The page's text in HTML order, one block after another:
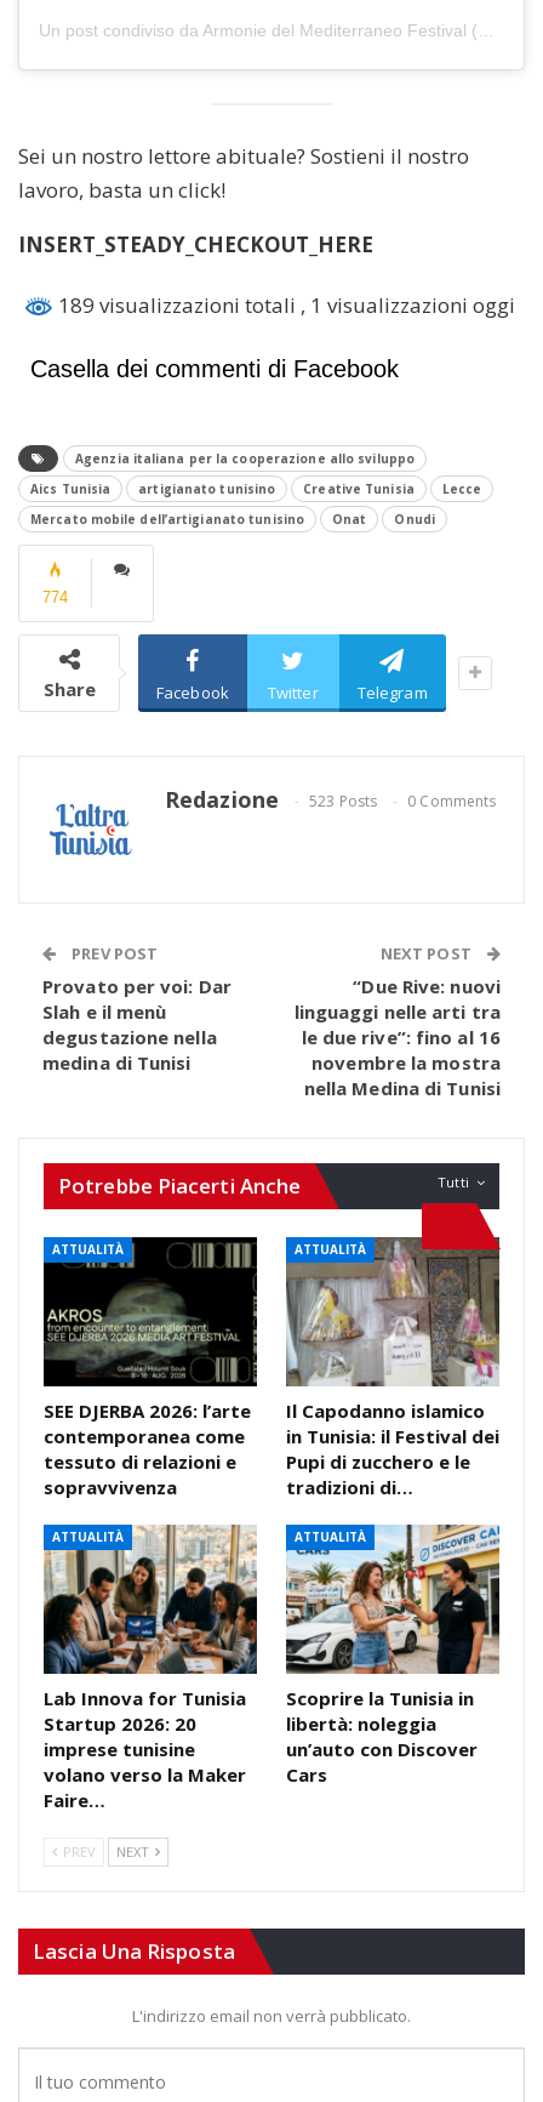
Sei un nostro lettore abituale? Sostieni il nostro
lavoro, basta un click!
INSERT_STEADY_CHECKOUT_HERE
189 visualizzazioni totali , 1 visualizzazioni oggi
Casella dei commenti di Facebook
Agenzia italiana per la cooperazione allo sviluppo
Aics Tunisia
artigianato tunisino Creative Tunisia
Lecce
Mercato mobile dell’artigianato tunisino
Onat Onudi
774
Share Facebook Twitter Telegram
Redazione 523 Posts 0 Comments
PREV POST
Provato per voi: Dar
Slah e il menù
degustazione nella
medina di Tunisi
NEXT POST
“Due Rive: nuovi
linguaggi nelle arti tra
le due rive”: fino al 16
novembre la mostra
nella Medina di Tunisi
Tutti
Potrebbe Piacerti Anche
ATTUALITÀ
SEE DJERBA 2026: l’arte
contemporanea come
tessuto di relazioni e
sopravvivenza
ATTUALITÀ
Il Capodanno islamico
in Tunisia: il Festival dei
Pupi di zucchero e le
tradizioni di…
ATTUALITÀ
Lab Innova for Tunisia
Startup 2026: 20
imprese tunisine
volano verso la Maker
Faire…
ATTUALITÀ
Scoprire la Tunisia in
libertà: noleggia
un’auto con Discover
Cars
PREV NEXT
Lascia Una Risposta
L'indirizzo email non verrà pubblicato.